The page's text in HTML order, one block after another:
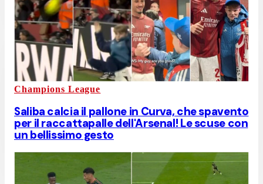
Champions League
Saliba calcia il pallone in Curva, che spavento
per il raccattapalle dell'Arsenal! Le scuse con
un bellissimo gesto